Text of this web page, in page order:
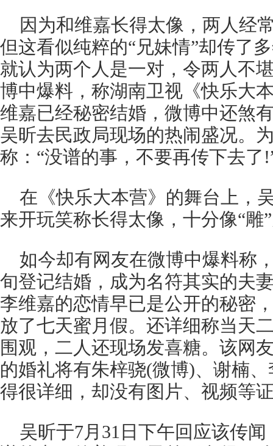
因为和维嘉长得太像，两人经
但这看似纯粹的“兄妹情”却传了
就认为两个人是一对，令两人不
博中爆料，称湖南卫视《快乐大
维嘉已经秘密结婚，微博中还煞
吴昕去民政局现场的热闹盛况。
称：“没谱的事，不要再传下去了
在《快乐大本营》的舞台上，
来开玩笑称长得太像，十分像“雕
如今却有网友在微博中爆料称
旬登记结婚，成为名符其实的夫
李维嘉的恋情早已是公开的秘密
放了七天蜜月假。还详细称当天
围观，二人还现场发喜糖。该网
的婚礼将有朱梓骁(微博)、谢楠
得很详细，却没有图片、视频等
吴昕于7月31日下午回应该传